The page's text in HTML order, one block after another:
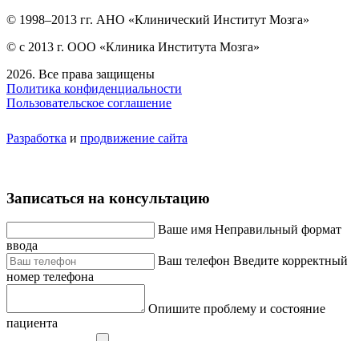
© 1998–2013 гг. АНО «Клинический Институт Мозга»
© с 2013 г. ООО «Клиника Института Мозга»
2026. Все права защищены
Политика конфиденциальности
Пользовательское соглашение
Разработка и продвижение сайта
Записаться на консультацию
Ваше имя Неправильный формат
ввода
Ваш телефон Введите корректный
номер телефона
Опишите проблему и состояние
пациента